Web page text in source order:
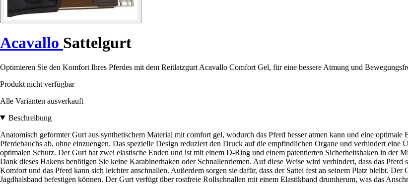
Acavallo Sattelgurt
Optimieren Sie den Komfort Ihres Pferdes mit dem Reitlatzgurt Acavallo Comfort Gel, für eine bessere Atmung und
Produkt nicht verfügbar
Alle Varianten ausverkauft
Beschreibung
Anatomisch geformter Gurt aus synthetischem Material mit comfort gel, wodurch das Pferd besser atmen kann und eine
Pferdebauchs ab, ohne einzuengen. Das spezielle Design reduziert den Druck auf die empfindlichen Organe und verhindert
optimalen Schutz. Der Gurt hat zwei elastische Enden und ist mit einem D-Ring und einem patentierten Sicherheitshaken in der
Dank dieses Hakens benötigen Sie keine Karabinerhaken oder Schnallenriemen. Auf diese Weise wird verhindert, dass das
Komfort und das Pferd kann sich leichter anschnallen. Außerdem sorgen sie dafür, dass der Sattel fest an seinem Platz bleibt.
Jagdhalsband befestigen können. Der Gurt verfügt über rostfreie Rollschnallen mit einem Elastikband drumherum, was das